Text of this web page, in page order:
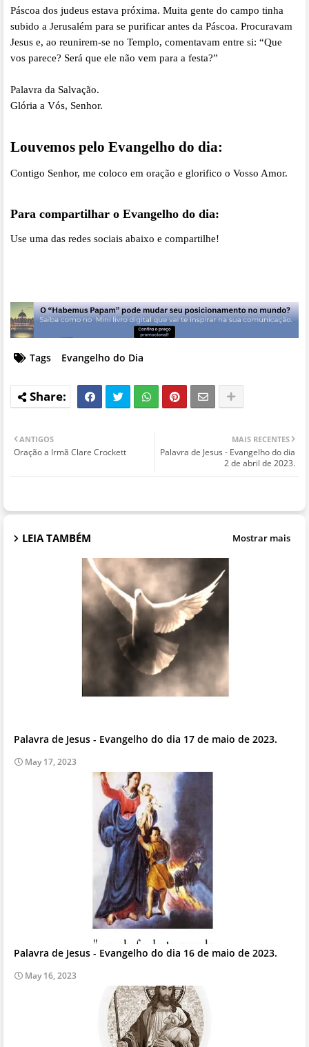
Páscoa dos judeus estava próxima. Muita gente do campo tinha
subido a Jerusalém para se purificar antes da Páscoa. Procuravam
Jesus e, ao reunirem-se no Templo, comentavam entre si: “Que
vos parece? Será que ele não vem para a festa?”
Palavra da Salvação.
Glória a Vós, Senhor.
Louvemos pelo Evangelho do dia:
Contigo Senhor, me coloco em oração e glorifico o Vosso Amor.
Para compartilhar o Evangelho do dia:
Use uma das redes sociais abaixo e compartilhe!
Tags Evangelho do Dia
MAIS RECENTES
Palavra de Jesus - Evangelho do dia
2 de abril de 2023.
ANTIGOS
Oração a Irmã Clare Crockett
LEIA TAMBÉM Mostrar mais
Palavra de Jesus - Evangelho do dia 17 de maio de 2023.
May 17, 2023
Palavra de Jesus - Evangelho do dia 16 de maio de 2023.
May 16, 2023